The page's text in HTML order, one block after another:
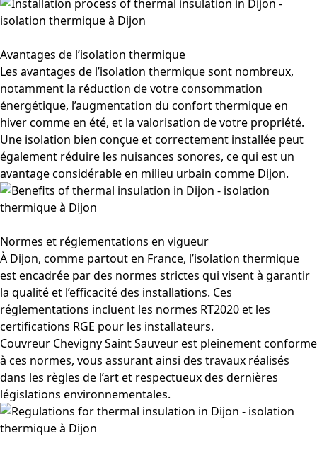
Avantages de l’isolation thermique
Les avantages de l’isolation thermique sont nombreux,
notamment la réduction de votre consommation
énergétique, l’augmentation du confort thermique en
hiver comme en été, et la valorisation de votre propriété.
Une isolation bien conçue et correctement installée peut
également réduire les nuisances sonores, ce qui est un
avantage considérable en milieu urbain comme Dijon.
Normes et réglementations en vigueur
À Dijon, comme partout en France, l’isolation thermique
est encadrée par des normes strictes qui visent à garantir
la qualité et l’efficacité des installations. Ces
réglementations incluent les normes RT2020 et les
certifications RGE pour les installateurs.
Couvreur Chevigny Saint Sauveur est pleinement conforme
à ces normes, vous assurant ainsi des travaux réalisés
dans les règles de l’art et respectueux des dernières
législations environnementales.